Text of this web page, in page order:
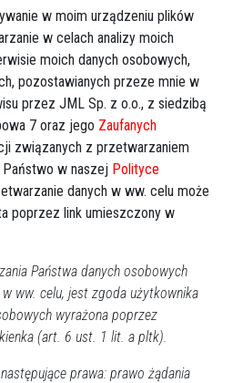
Życzenia Bożonarodzeniowe
od Rady Miasta Ostrołęki
Zmiana w strefie płatnego
w moim urządzeniu plików
w celach analizy moich
moich danych osobowych,
pozostawianych przeze mnie w
przez JML Sp. z o.o., z siedzibą
7 oraz jego Zaufanych
związanych z przetwarzaniem
w naszej Polityce
danych w ww. celu może
poprzez link umieszczony w
Państwa danych osobowych
ww. celu, jest zgoda użytkownika
wyrażona poprzez
(art. 6 ust. 1 lit. a pltk).
prawa: prawo żądania